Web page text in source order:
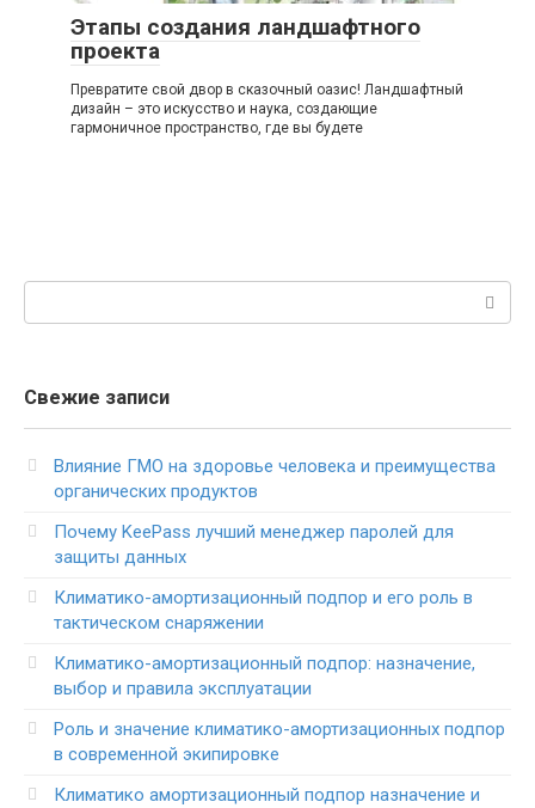
Этапы создания ландшафтного
проекта
Превратите свой двор в сказочный оазис! Ландшафтный
дизайн – это искусство и наука, создающие
гармоничное пространство, где вы будете
Свежие записи
Влияние ГМО на здоровье человека и преимущества
органических продуктов
Почему KeePass лучший менеджер паролей для
защиты данных
Климатико-амортизационный подпор и его роль в
тактическом снаряжении
Климатико-амортизационный подпор: назначение,
выбор и правила эксплуатации
Роль и значение климатико-амортизационных подпор
в современной экипировке
Климатико амортизационный подпор назначение и